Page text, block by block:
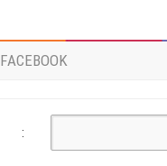
FACEBOOK
: